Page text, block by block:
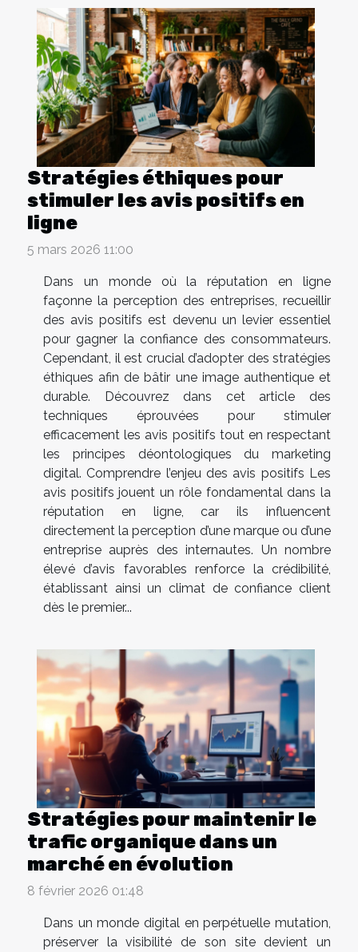
Stratégies éthiques pour
stimuler les avis positifs en
ligne
5 mars 2026 11:00
Dans un monde où la réputation en ligne
façonne la perception des entreprises, recueillir
des avis positifs est devenu un levier essentiel
pour gagner la confiance des consommateurs.
Cependant, il est crucial d’adopter des stratégies
éthiques afin de bâtir une image authentique et
durable. Découvrez dans cet article des
techniques éprouvées pour stimuler
efficacement les avis positifs tout en respectant
les principes déontologiques du marketing
digital. Comprendre l’enjeu des avis positifs Les
avis positifs jouent un rôle fondamental dans la
réputation en ligne, car ils influencent
directement la perception d’une marque ou d’une
entreprise auprès des internautes. Un nombre
élevé d’avis favorables renforce la crédibilité,
établissant ainsi un climat de confiance client
dès le premier...
Stratégies pour maintenir le
trafic organique dans un
marché en évolution
8 février 2026 01:48
Dans un monde digital en perpétuelle mutation,
préserver la visibilité de son site devient un